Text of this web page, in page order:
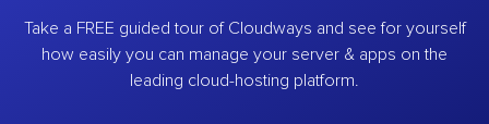
Take a FREE guided tour of Cloudways and see for yourself
how easily you can manage your server & apps on the
leading cloud-hosting platform.